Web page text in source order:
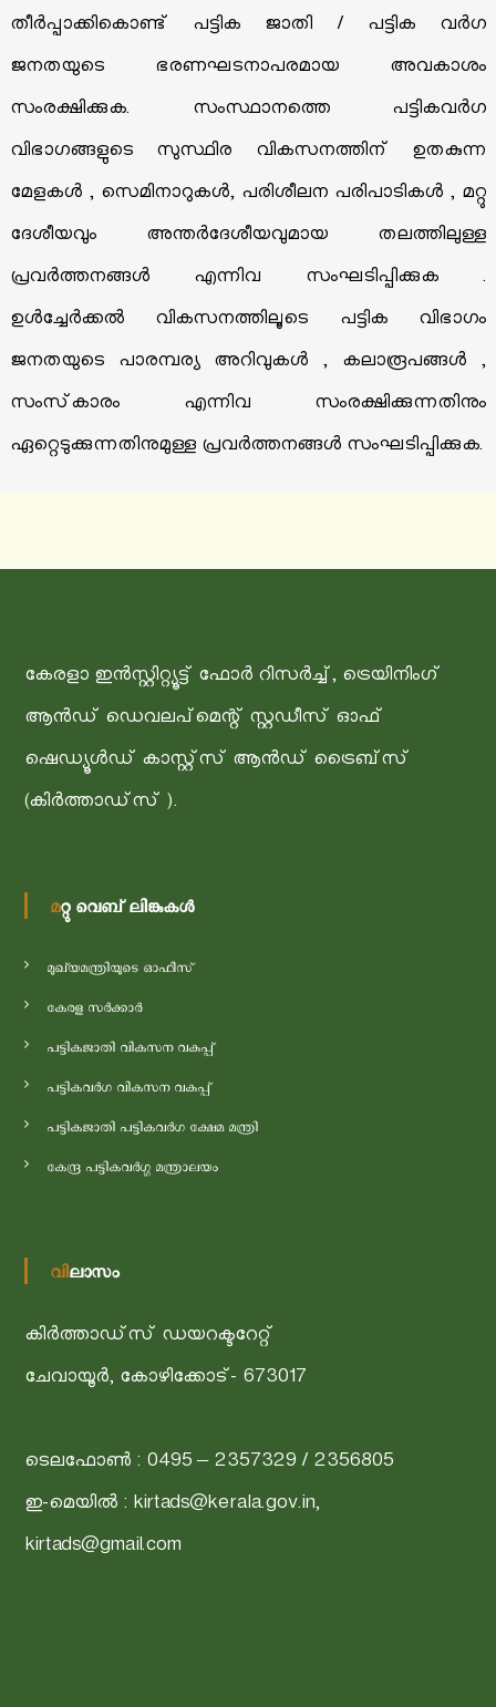
തീര്‍പ്പാക്കികൊണ്ട് പട്ടിക ജാതി / പട്ടിക വര്‍ഗ
ജനതയുടെ ഭരണഘടനാപരമായ അവകാശം
സംരക്ഷിക്കുക. സംസ്ഥാനത്തെ പട്ടികവര്‍ഗ
വിഭാഗങ്ങളുടെ സുസ്ഥിര വികസനത്തിന് ഉതകുന്ന
മേളകള്‍ , സെമിനാറുകള്‍, പരിശീലന പരിപാടികള്‍ , മറ്റു
ദേശീയവും അന്തര്‍ദേശീയവുമായ തലത്തിലുള്ള
പ്രവര്‍ത്തനങ്ങള്‍ എന്നിവ സംഘടിപ്പിക്കുക .
ഉള്‍ച്ചേര്‍ക്കല്‍ വികസനത്തിലൂടെ പട്ടിക വിഭാഗം
ജനതയുടെ പാരമ്പര്യ അറിവുകള്‍ , കലാരൂപങ്ങള്‍ ,
സംസ്‌കാരം എന്നിവ സംരക്ഷിക്കുന്നതിനും
ഏറ്റെടുക്കുന്നതിനുമുള്ള പ്രവര്‍ത്തനങ്ങള്‍ സംഘടിപ്പിക്കുക.
കേരളാ ഇന്‍സ്റ്റിറ്റ്യൂട്ട് ഫോര്‍ റിസര്‍ച്ച്, ട്രെയിനിംഗ്
ആന്‍ഡ് ഡെവലപ്മെന്റ് സ്റ്റഡീസ് ഓഫ്
ഷെഡ്യൂള്‍ഡ് കാസ്റ്റ്‌സ് ആന്‍ഡ് ട്രൈബ്‌സ്
(കിർത്താഡ്‌സ് ).
മറ്റു വെബ് ലിങ്കുകൾ
മുഖ്യമന്ത്രിയുടെ ഓഫീസ്
കേരള സർക്കാർ
പട്ടികജാതി വികസന വകുപ്പ്
പട്ടികവർഗ വികസന വകുപ്പ്
പട്ടികജാതി പട്ടികവർഗ ക്ഷേമ മന്ത്രി
കേന്ദ്ര പട്ടികവർഗ്ഗ മന്ത്രാലയം
വിലാസം
കിർത്താഡ്‌സ് ഡയറക്ടറേറ്റ്
ചേവായൂർ, കോഴിക്കോട്- 673017
ടെലഫോൺ : 0495 – 2357329 / 2356805
ഇ-മെയിൽ : kirtads@kerala.gov.in,
kirtads@gmail.com